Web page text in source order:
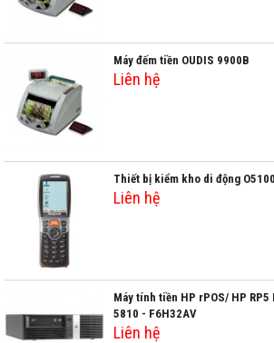
Máy đếm tiền OUDIS 9900B
Liên hệ
Thiết bị kiểm kho di động O5100
Liên hệ
Máy tính tiền HP rPOS/ HP
5810 - F6H32AV
Liên hệ